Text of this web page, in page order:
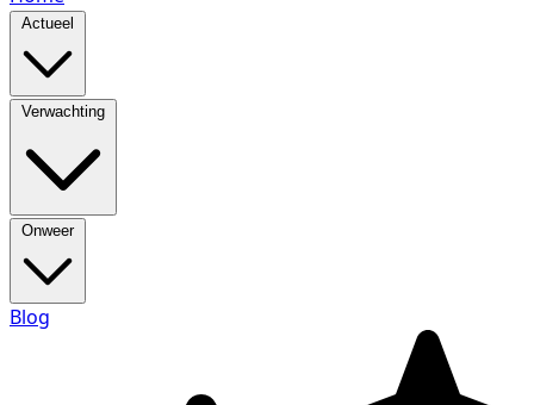
Actueel
Verwachting
Onweer
Blog